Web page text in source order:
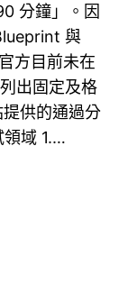
分鐘」。因
與
方目前未在
出固定及格
供的通過分
領域 1.…